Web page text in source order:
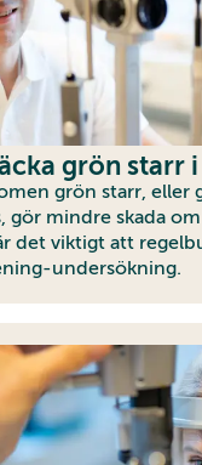
grön starr
grön starr, eller
gör mindre skada
det viktigt att
undersökning.